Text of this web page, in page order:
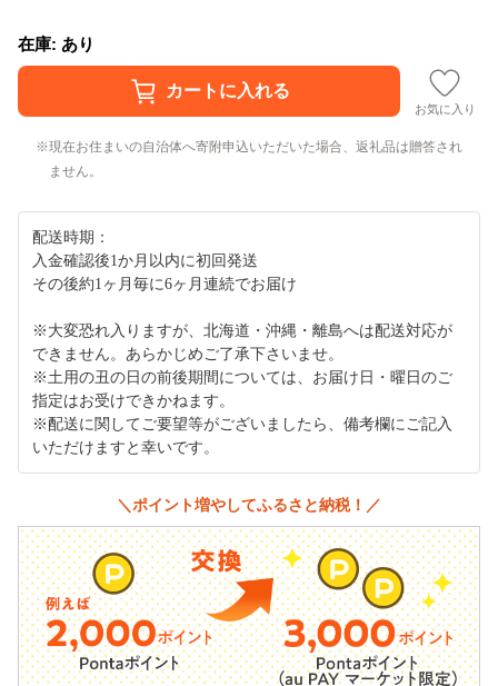
在庫: あり
お気に入り
現在お住まいの自治体へ寄附申込いただいた場合、返礼品は贈答され
ません。
配送時期：
入金確認後1か月以内に初回発送
その後約1ヶ月毎に6ヶ月連続でお届け
※大変恐れ入りますが、北海道・沖縄・離島へは配送対応が
できません。あらかじめご了承下さいませ。
※土用の丑の日の前後期間については、お届け日・曜日のご
指定はお受けできかねます。
※配送に関してご要望等がございましたら、備考欄にご記入
いただけますと幸いです。
＼ポイント増やしてふるさと納税！／